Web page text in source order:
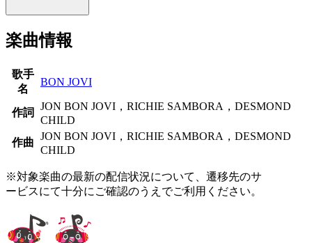
楽曲情報
歌手
名
BON JOVI
作詞
JON BON JOVI，RICHIE SAMBORA，DESMOND
CHILD
作曲
JON BON JOVI，RICHIE SAMBORA，DESMOND
CHILD
※対象楽曲の最新の配信状況について、遷移先のサ
ービスにて十分にご確認のうえでご利用ください。